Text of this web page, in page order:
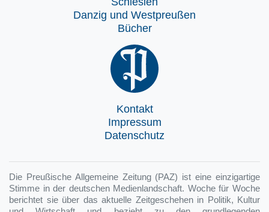
Danzig und Westpreußen
Bücher
Kontakt
Impressum
Datenschutz
Die Preußische Allgemeine Zeitung (PAZ) ist eine einzigartige
Stimme in der deutschen Medienlandschaft. Woche für Woche
berichtet sie über das aktuelle Zeitgeschehen in Politik, Kultur